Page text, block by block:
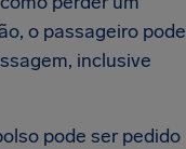
o passageiro pode
inclusive
pode ser pedido